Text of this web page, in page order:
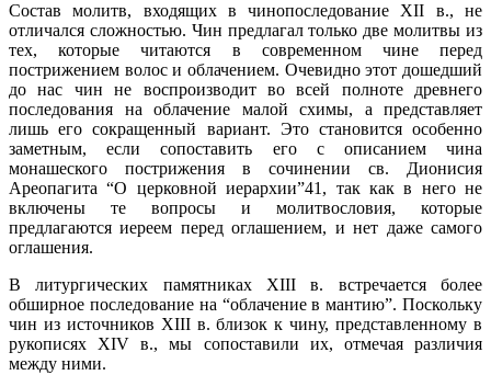
Состав молитв, входящих в чинопоследование XII в., не
отличался сложностью. Чин предлагал только две молитвы из
тех, которые читаются в современном чине перед
пострижением волос и облачением. Очевидно этот дошедший
до нас чин не воспроизводит во всей полноте древнего
последования на облачение малой схимы, а представляет
лишь его сокращенный вариант. Это становится особенно
заметным, если сопоставить его с описанием чина
монашеского пострижения в сочинении св. Дионисия
Ареопагита “О церковной иерархии”41, так как в него не
включены те вопросы и молитвословия, которые
предлагаются иереем перед оглашением, и нет даже самого
оглашения.
В литургических памятниках XIII в. встречается более
обширное последование на “облачение в мантию”. Поскольку
чин из источников XIII в. близок к чину, представленному в
рукописях XIV в., мы сопоставили их, отмечая различия
между ними.